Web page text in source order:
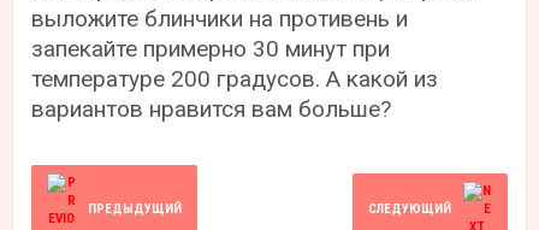
выложите блинчики на противень и
запекайте примерно 30 минут при
температуре 200 градусов. А какой из
вариантов нравится вам больше?
ПРЕДЫДУЩИЙ СЛЕДУЮЩИЙ